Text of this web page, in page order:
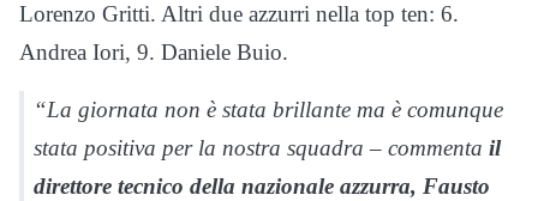
Lorenzo Gritti. Altri due azzurri nella top ten: 6.
Andrea Iori, 9. Daniele Buio.
“La giornata non è stata brillante ma è comunque
stata positiva per la nostra squadra – commenta il
direttore tecnico della nazionale azzurra, Fausto